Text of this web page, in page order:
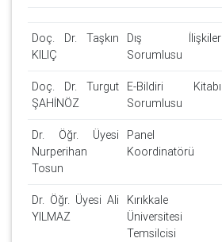
Doç. Dr. Taşkın
KILIÇ
Dış İlişkiler
Sorumlusu
Doç. Dr. Turgut
ŞAHİNÖZ
E-Bildiri Kitabı
Sorumlusu
Dr. Öğr. Üyesi
Nurperihan
Tosun
Panel
Koordinatörü
Dr. Öğr. Üyesi Ali
YILMAZ
Kırıkkale
Üniversitesi
Temsilcisi